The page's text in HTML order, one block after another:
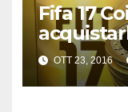
Fifa 17
OTT 23, 2016